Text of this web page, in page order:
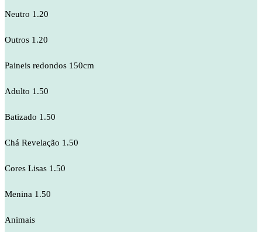
Neutro 1.20
Outros 1.20
Paineis redondos 150cm
Adulto 1.50
Batizado 1.50
Chá Revelação 1.50
Cores Lisas 1.50
Menina 1.50
Animais